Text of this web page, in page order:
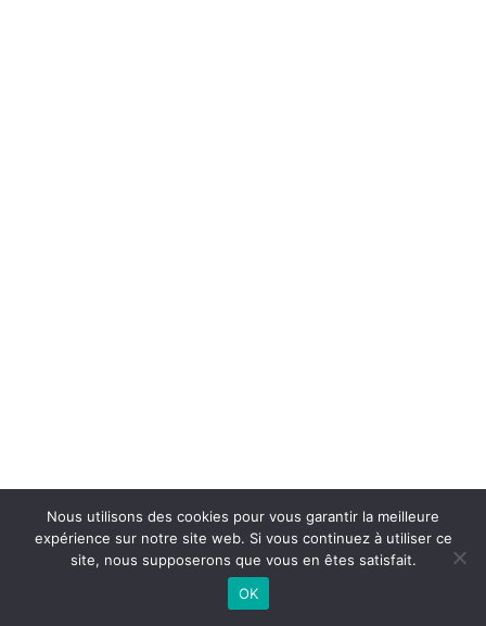
A.T.O.M.E formation ®
2019 | Tous droits réservés |
| Propulsé par
graphique
This website uses cookies to improve your experience.
We'll assume you're ok with this, but you can opt-out if
Réglages
Nous utilisons des cookies pour vous garantir la meilleure
expérience sur notre site web. Si vous continuez à utiliser ce
site, nous supposerons que vous en êtes satisfait.
OK